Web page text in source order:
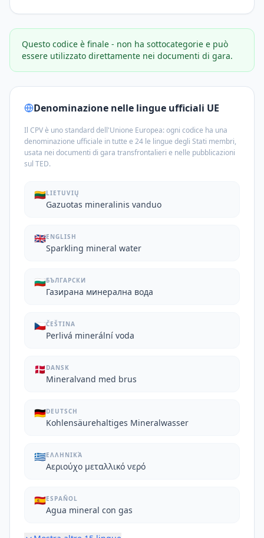
Questo codice è finale - non ha sottocategorie e può
essere utilizzato direttamente nei documenti di gara.
Denominazione nelle lingue ufficiali UE
Il CPV è uno standard dell'Unione Europea: ogni codice ha una
denominazione ufficiale in tutte e 24 le lingue degli Stati membri,
usata nei documenti di gara transfrontalieri e nelle pubblicazioni
sul TED.
🇱🇹LIETUVIŲ
Gazuotas mineralinis vanduo
🇬🇧ENGLISH
Sparkling mineral water
🇧🇬БЪЛГАРСКИ
Газирана минерална вода
🇨🇿ČEŠTINA
Perlivá minerální voda
🇩🇰 DANSK
Mineralvand med brus
🇩🇪DEUTSCH
Kohlensäurehaltiges Mineralwasser
🇬🇷ΕΛΛΗΝΙΚΆ
Αεριούχο μεταλλικό νερό
🇪🇸ESPAÑOL
Agua mineral con gas